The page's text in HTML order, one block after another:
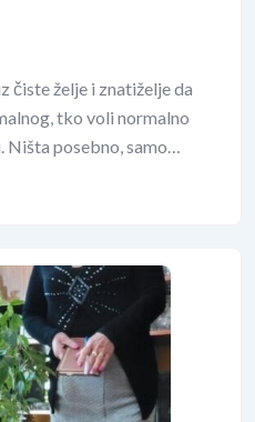
čiste želje i znatiželje da
tko voli normalno
posebno, samo…